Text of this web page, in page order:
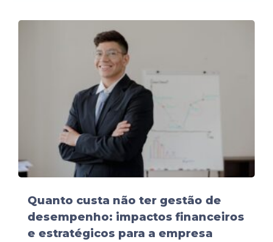
Quanto custa não ter gestão de
desempenho: impactos financeiros
e estratégicos para a empresa